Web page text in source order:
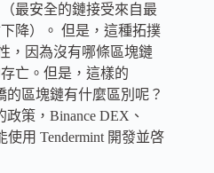
最安全的鏈接受來自最
降）。 但是，這種拓撲
，因為沒有哪條區塊鏈
亡。但是，這樣的
的區塊鏈有什麼區別呢？
策，Binance DEX、
使用 Tendermint 開發並啓